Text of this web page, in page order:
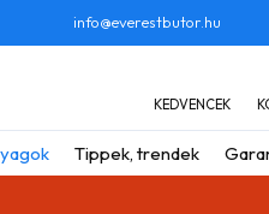
info@everestbutor.hu
KEDVENCEK
Tippek, trendek